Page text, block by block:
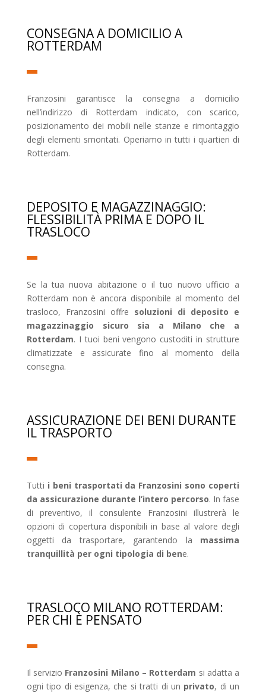
CONSEGNA A DOMICILIO A
ROTTERDAM
Franzosini garantisce la consegna a domicilio
nell’indirizzo di Rotterdam indicato, con scarico,
posizionamento dei mobili nelle stanze e rimontaggio
degli elementi smontati. Operiamo in tutti i quartieri di
Rotterdam.
DEPOSITO E MAGAZZINAGGIO:
FLESSIBILITÀ PRIMA E DOPO IL
TRASLOCO
Se la tua nuova abitazione o il tuo nuovo ufficio a
Rotterdam non è ancora disponibile al momento del
trasloco, Franzosini offre soluzioni di deposito e
magazzinaggio sicuro sia a Milano che a
Rotterdam. I tuoi beni vengono custoditi in strutture
climatizzate e assicurate fino al momento della
consegna.
ASSICURAZIONE DEI BENI DURANTE
IL TRASPORTO
Tutti i beni trasportati da Franzosini sono coperti
da assicurazione durante l’intero percorso. In fase
di preventivo, il consulente Franzosini illustrerà le
opzioni di copertura disponibili in base al valore degli
oggetti da trasportare, garantendo la massima
tranquillità per ogni tipologia di bene.
TRASLOCO MILANO ROTTERDAM:
PER CHI È PENSATO
Il servizio Franzosini Milano – Rotterdam si adatta a
ogni tipo di esigenza, che si tratti di un privato, di un